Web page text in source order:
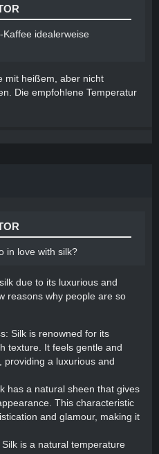
idealerweise
mit heißem, aber nicht
Die empfohlene Temperatur
in love with silk?
due to its luxurious and
reasons why people are so
Silk is renowned for its
texture. It feels gentle and
providing a luxurious and
has a natural sheen that gives
This characteristic
and glamour, making it
is a natural temperature